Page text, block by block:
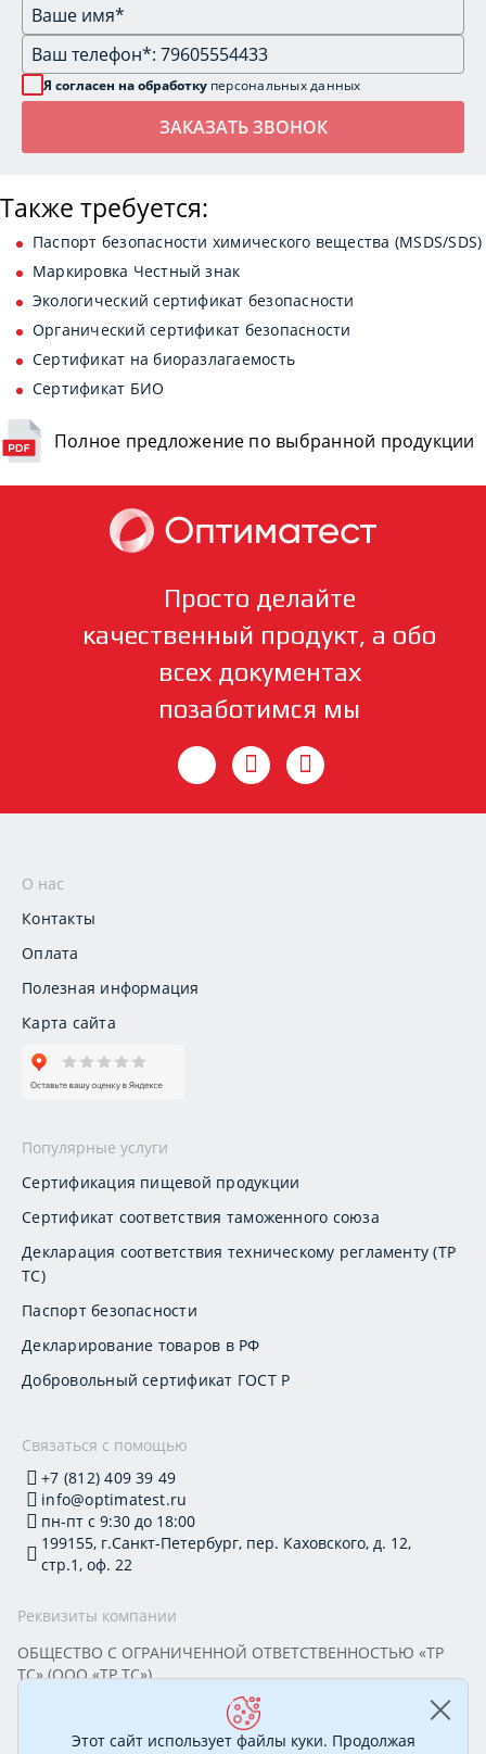
Я согласен на обработку персональных данных
Также требуется:
Паспорт безопасности химического вещества (MSDS/SDS)
Маркировка Честный знак
Экологический сертификат безопасности
Органический сертификат безопасности
Сертификат на биоразлагаемость
Сертификат БИО
Полное предложение по выбранной продукции
Просто делайте
качественный продукт, а обо
всех документах
позаботимся мы
О нас
Контакты
Оплата
Полезная информация
Карта сайта
Популярные услуги
Сертификация пищевой продукции
Сертификат соответствия таможенного союза
Декларация соответствия техническому регламенту (ТР
ТС)
Паспорт безопасности
Декларирование товаров в РФ
Добровольный сертификат ГОСТ Р
Связаться с помощью
+7 (812) 409 39 49
info@optimatest.ru
пн-пт с 9:30 до 18:00
199155, г.Санкт-Петербург, пер. Каховского, д. 12,
стр.1, оф. 22
Реквизиты компании
ОБЩЕСТВО С ОГРАНИЧЕННОЙ ОТВЕТСТВЕННОСТЬЮ «ТР
ТС» (ООО «ТР ТС»)
Юридический адрес: 199155, г. Санкт-Петербург, пер.
Каховского, д. 12, стр. 1, помещение 22-Н
ИНН 7813295032 КПП 780101001 ОГРН 1177847388894
Этот сайт использует файлы куки. Продолжая